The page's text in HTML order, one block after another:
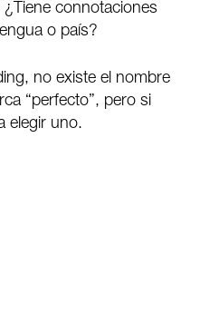
connotaciones
o país?
no existe el nombre
“perfecto”, pero si
elegir uno.